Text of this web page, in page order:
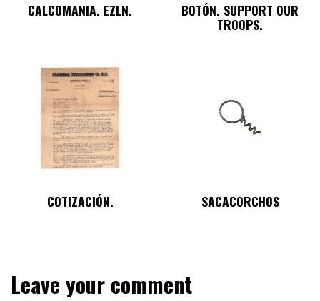
CALCOMANIA. EZLN. BOTÓN. SUPPORT OUR
TROOPS.
COTIZACIÓN. SACACORCHOS
Leave your comment